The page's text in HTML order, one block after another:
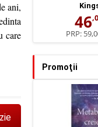
ani,
care
46
PRP:
Promoţii